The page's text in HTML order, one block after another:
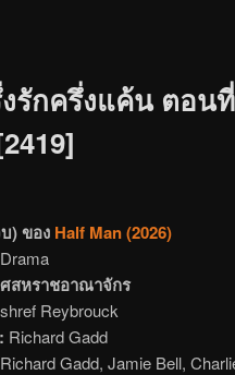
งรักครึ่งแค้น ตอนที่
) ของ Half Man (2026)
Drama
สหราชอาณาจักร
Reybrouck
Richard Gadd
Richard Gadd, Jamie Bell,